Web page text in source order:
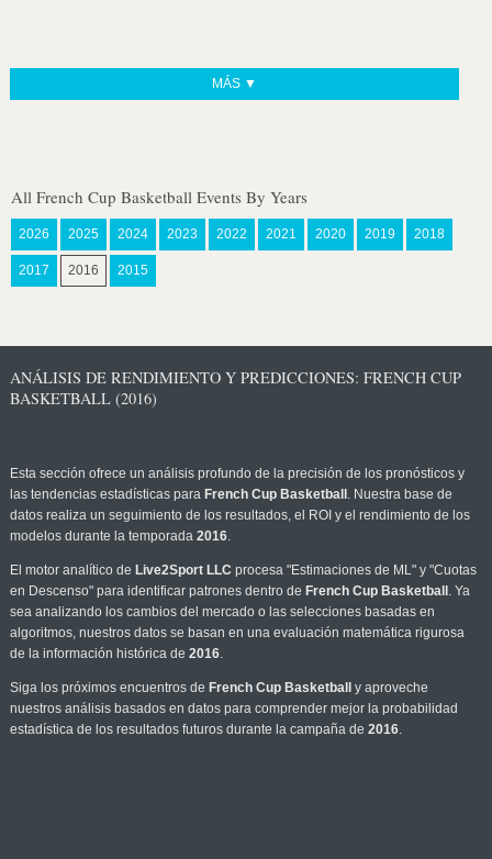
MÁS ▼
All French Cup Basketball Events By Years
2026 2025 2024 2023 2022 2021 2020 2019 2018
2017 2016 2015
ANÁLISIS DE RENDIMIENTO Y PREDICCIONES: FRENCH CUP
BASKETBALL (2016)
Esta sección ofrece un análisis profundo de la precisión de los pronósticos y
las tendencias estadísticas para French Cup Basketball . Nuestra base de
datos realiza un seguimiento de los resultados, el ROI y el rendimiento de los
modelos durante la temporada 2016.
El motor analítico de Live2Sport LLC procesa "Estimaciones de ML" y "Cuotas
en Descenso" para identificar patrones dentro de French Cup Basketball . Ya
sea analizando los cambios del mercado o las selecciones basadas en
algoritmos, nuestros datos se basan en una evaluación matemática rigurosa
de la información histórica de 2016.
Siga los próximos encuentros de French Cup Basketball
y aproveche
nuestros análisis basados en datos para comprender mejor la probabilidad
estadística de los resultados futuros durante la campaña de 2016.